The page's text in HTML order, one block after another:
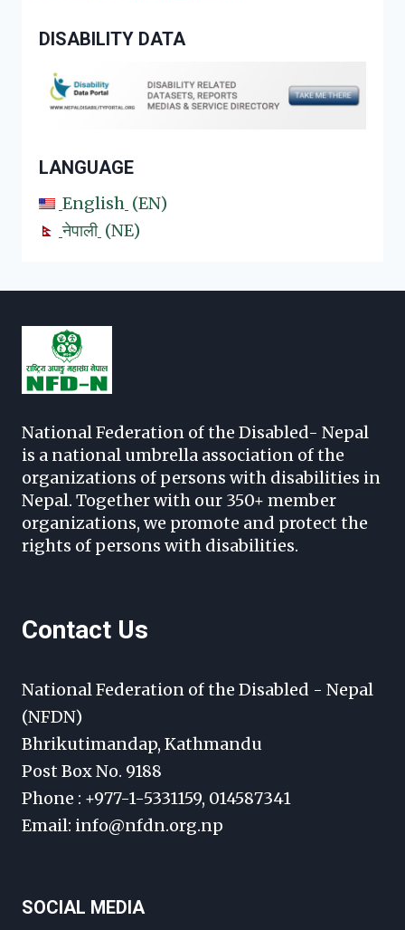
DISABILITY DATA
LANGUAGE
English
EN
नेपाली
NE
National Federation of the Disabled- Nepal
is a national umbrella association of the
organizations of persons with disabilities in
Nepal. Together with our 350+ member
organizations, we promote and protect the
rights of persons with disabilities.
Contact Us
National Federation of the Disabled - Nepal
(NFDN)
Bhrikutimandap, Kathmandu
Post Box No. 9188
Phone : +977-1-5331159, 014587341
Email: info@nfdn.org.np
SOCIAL MEDIA